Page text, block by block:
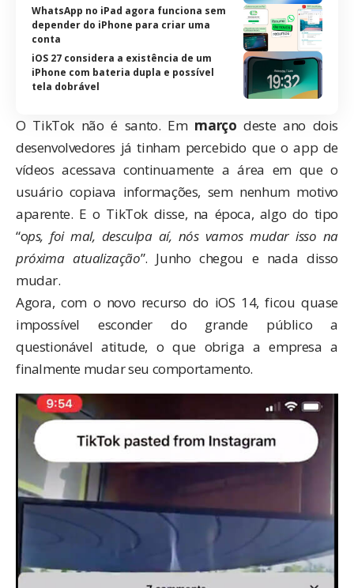
WhatsApp no iPad agora funciona sem
depender do iPhone para criar uma
conta
iOS 27 considera a existência de um
iPhone com bateria dupla e possível
tela dobrável
O TikTok não é santo. Em março deste ano dois
desenvolvedores já tinham percebido que o app de
vídeos acessava continuamente a área em que o
usuário copiava informações, sem nenhum motivo
aparente. E o TikTok disse, na época, algo do tipo
“ops, foi mal, desculpa aí, nós vamos mudar isso na
próxima atualização”. Junho chegou e nada disso
mudar.
Agora, com o novo recurso do iOS 14, ficou quase
impossível esconder do grande público a
questionável atitude, o que obriga a empresa a
finalmente mudar seu comportamento.